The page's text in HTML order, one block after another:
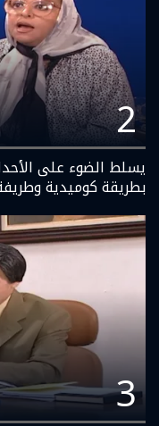
2
يسلط الضوء على
بطريقة كوميدية
3